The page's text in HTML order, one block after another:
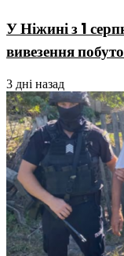
У Ніжині з 1
вивезення
3 дні назад